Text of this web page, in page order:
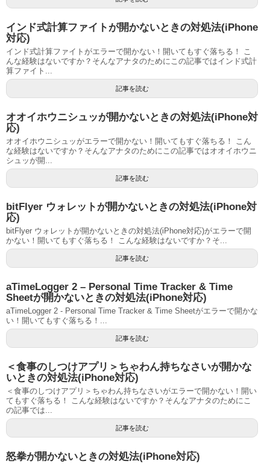
インド式計算ファイトが開かないときの対処法(iPhone
対応)
インド式計算ファイトがエラーで開かない！開いてもすぐ落ちる！ こ
んな経験はないですか？そんなアナタのためにこの記事ではインド式計
算ファイト...
記事を読む
オオイホウニシュッが開かないときの対処法(iPhone対
応)
オオイホウニシュッがエラーで開かない！開いてもすぐ落ちる！ こん
な経験はないですか？そんなアナタのためにこの記事ではオオイホウニ
シュッが開...
記事を読む
bitFlyer ウォレットが開かないときの対処法(iPhone対
応)
bitFlyer ウォレットが開かないときの対処法(iPhone対応)がエラーで開
かない！開いてもすぐ落ちる！ こんな経験はないですか？そ...
記事を読む
aTimeLogger 2 – Personal Time Tracker & Time
Sheetが開かないときの対処法(iPhone対応)
aTimeLogger 2 - Personal Time Tracker & Time Sheetがエラーで開かな
い！開いてもすぐ落ちる！...
記事を読む
＜食事のしつけアプリ＞ちゃわん持ちなさいが開かな
いときの対処法(iPhone対応)
＜食事のしつけアプリ＞ちゃわん持ちなさいがエラーで開かない！開い
てもすぐ落ちる！ こんな経験はないですか？そんなアナタのためにこ
の記事では...
記事を読む
怒拳が開かないときの対処法(iPhone対応)